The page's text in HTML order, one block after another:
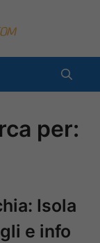
per:
Isola
e info